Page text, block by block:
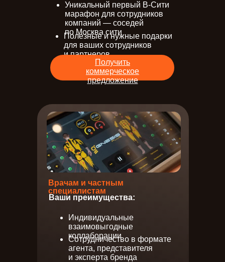
Уникальный первый В-Cити
марафон для сотрудников
компаний — соседей
по Москва сити
Полезные и нужные подарки
для ваших сотрудников
и партнеров
Получить
коммерческое
предложение
Врачам и частным
специалистам
Ваши преимущества:
Индивидуальные
взаимовыгодные
коллаборации
Сотрудничество в формате
агента, представителя
и эксперта бренда